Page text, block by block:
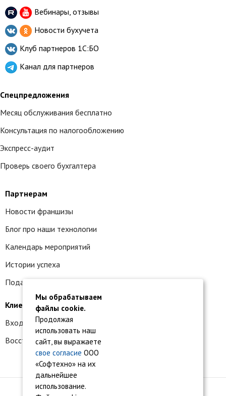
Вебинары, отзывы
Новости бухучета
Клуб партнеров 1С:БО
Канал для партнеров
Спецпредложения
Месяц обслуживания бесплатно
Консультация по налогообложению
Экспресс-аудит
Проверь своего бухгалтера
Партнерам
Новости франшизы
Блог про наши технологии
Календарь мероприятий
Истории успеха
Подать заявку на франшизу
Клиентам
Вход в личный кабинет
Восстановление доступа к сервису 1С:БО
Мы обрабатываем
файлы cookie.
Продолжая
использовать наш
сайт, вы выражаете
свое согласие ООО
«Софтехно» на их
дальнейшее
использование.